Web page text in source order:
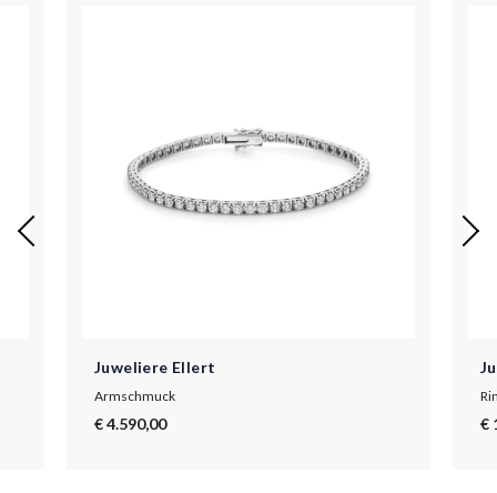
Juweliere Ellert
Armschmuck
€ 4.590,00 €